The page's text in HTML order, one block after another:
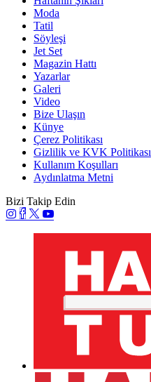
Moda
Tatil
Söyleşi
Jet Set
Magazin Hattı
Yazarlar
Galeri
Video
Bize Ulaşın
Künye
Çerez Politikası
Gizlilik ve KVK Politikası
Kullanım Koşulları
Aydınlatma Metni
Bizi Takip Edin